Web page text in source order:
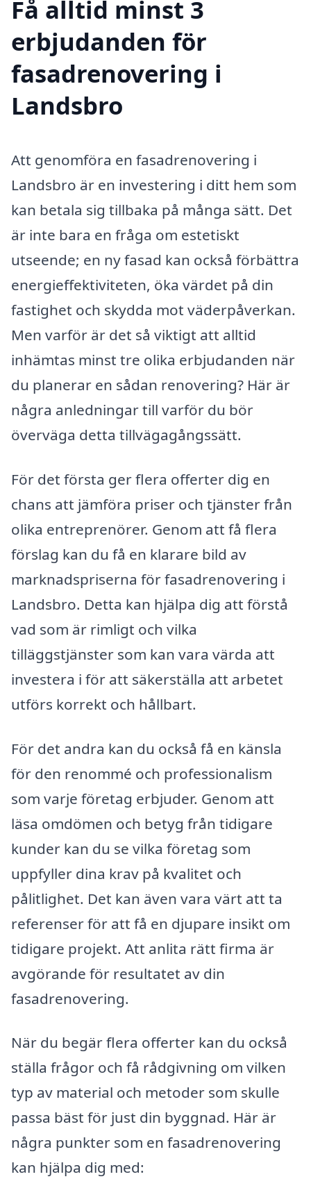
Få alltid minst 3
erbjudanden för
fasadrenovering i
Landsbro
Att genomföra en fasadrenovering i
Landsbro är en investering i ditt hem som
kan betala sig tillbaka på många sätt. Det
är inte bara en fråga om estetiskt
utseende; en ny fasad kan också förbättra
energieffektiviteten, öka värdet på din
fastighet och skydda mot väderpåverkan.
Men varför är det så viktigt att alltid
inhämtas minst tre olika erbjudanden när
du planerar en sådan renovering? Här är
några anledningar till varför du bör
överväga detta tillvägagångssätt.
För det första ger flera offerter dig en
chans att jämföra priser och tjänster från
olika entreprenörer. Genom att få flera
förslag kan du få en klarare bild av
marknadspriserna för fasadrenovering i
Landsbro. Detta kan hjälpa dig att förstå
vad som är rimligt och vilka
tilläggstjänster som kan vara värda att
investera i för att säkerställa att arbetet
utförs korrekt och hållbart.
För det andra kan du också få en känsla
för den renommé och professionalism
som varje företag erbjuder. Genom att
läsa omdömen och betyg från tidigare
kunder kan du se vilka företag som
uppfyller dina krav på kvalitet och
pålitlighet. Det kan även vara värt att ta
referenser för att få en djupare insikt om
tidigare projekt. Att anlita rätt firma är
avgörande för resultatet av din
fasadrenovering.
När du begär flera offerter kan du också
ställa frågor och få rådgivning om vilken
typ av material och metoder som skulle
passa bäst för just din byggnad. Här är
några punkter som en fasadrenovering
kan hjälpa dig med: